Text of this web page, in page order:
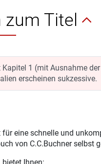
Titel
1 (mit Ausnahme
erscheinen sukzessive.
für eine schnelle und
von C.C.Buchner selbst